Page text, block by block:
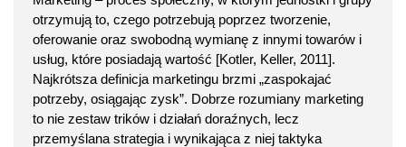
otrzymują to, czego potrzebują poprzez tworzenie,
oferowanie oraz swobodną wymianę z innymi towarów i
usług, które posiadają wartość [Kotler, Keller, 2011].
Najkrótsza definicja marketingu brzmi „zaspokajać
potrzeby, osiągając zysk”. Dobrze rozumiany marketing
to nie zestaw trików i działań doraźnych, lecz
przemyślana strategia i wynikająca z niej taktyka